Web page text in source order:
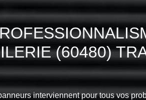
(60480)
interviennent pour tous vos